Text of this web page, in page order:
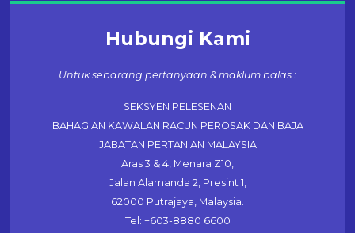
Hubungi Kami
Untuk sebarang pertanyaan & maklum balas :
SEKSYEN PELESENAN
BAHAGIAN KAWALAN RACUN PEROSAK DAN BAJA
JABATAN PERTANIAN MALAYSIA
Aras 3 & 4, Menara Z10,
Jalan Alamanda 2, Presint 1,
62000 Putrajaya, Malaysia.
Tel: +603-8880 6600